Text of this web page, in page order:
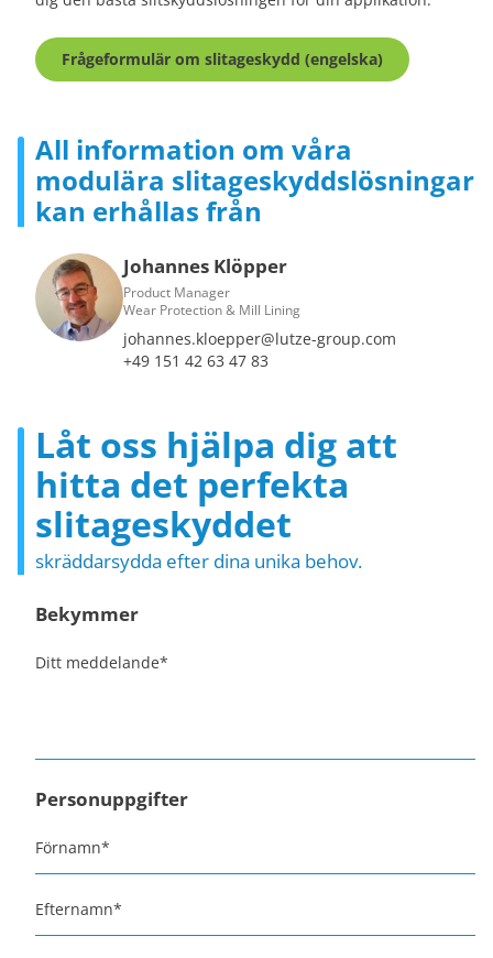
Frågeformulär om slitageskydd (engelska)
All information om våra
modulära slitageskyddslösningar
kan erhållas från
Johannes Klöpper
Product Manager
Wear Protection & Mill Lining
johannes.kloepper@lutze-group.com
+49 151 42 63 47 83
Låt oss hjälpa dig att
hitta det perfekta
slitageskyddet
skräddarsydda efter dina unika behov.
Bekymmer
Ditt meddelande*
Personuppgifter
Förnamn*
Efternamn*